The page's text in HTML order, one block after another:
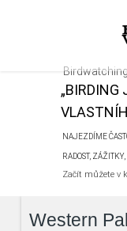
„BIRDING
NAJEZDÍME
RADOST,
Začít můžete v
Western